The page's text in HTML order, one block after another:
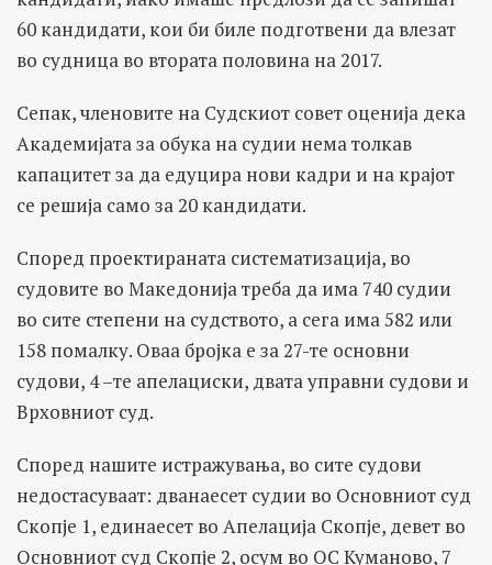
60 кандидати, кои би биле подготвени да влезат
во судница во втората половина на 2017.
Сепак, членовите на Судскиот совет оценија дека
Академијата за обука на судии нема толкав
капацитет за да едуцира нови кадри и на крајот
се решија само за 20 кандидати.
Според проектираната систематизација, во
судовите во Македонија треба да има 740 судии
во сите степени на судството, а сега има 582 или
158 помалку. Оваа бројка е за 27-те основни
судови, 4 –те апелациски, двата управни судови и
Врховниот суд.
Според нашите истражувања, во сите судови
недостасуваат: дванаесет судии во Основниот суд
Скопје 1, единаесет во Апелација Скопје, девет во
Основниот суд Скопје 2, осум во ОС Куманово, 7